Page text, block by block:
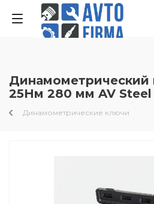
Динамометрический
25Нм 280 мм AV Steel
Динамометрические ключи